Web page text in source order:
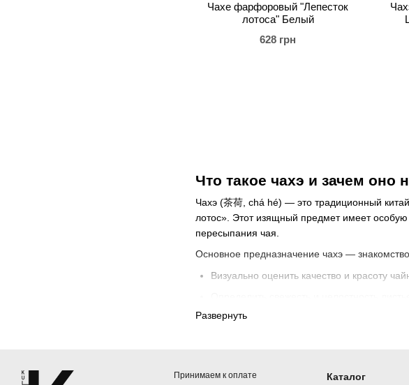
Что такое чахэ и зачем оно
Чахэ (茶荷, chá hé) — это традиционный
лотос». Этот изящный предмет имеет
пересыпания чая.
Основное предназначение чахэ —
Визуально оценить качество и красоту
Насладиться ароматом сухого чая
Развернуть
Чахе фарфоровый "Лепесток
лотоса" Белый
628 грн
Принимаем к оплате Каталог